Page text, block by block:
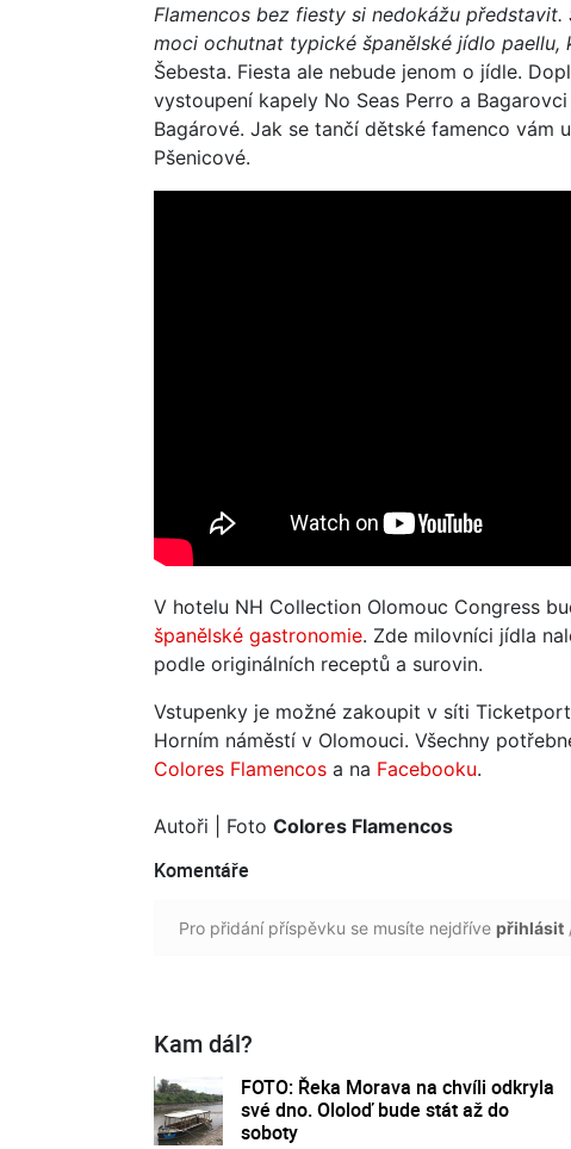
Flamencos bez fiesty si nedokážu
moci ochutnat typické španělské jídlo
Šebesta. Fiesta ale nebude jenom o jídle.
vystoupení kapely No Seas Perro a
Bagárové. Jak se tančí dětské famenco vám
Pšenicové.
V hotelu NH Collection Olomouc Congress
španělské gastronomie. Zde milovníci jídla
podle originálních receptů a surovin.
Vstupenky je možné zakoupit v síti
Horním náměstí v Olomouci. Všechny
Colores Flamencos a na Facebooku.
Autoři | Foto Colores Flamencos
Komentáře
Pro přidání příspěvku se musíte nejdříve přihlásit
Kam dál?
FOTO: Řeka Morava na chvíli odkryla
své dno. Ololoď bude stát až do
soboty